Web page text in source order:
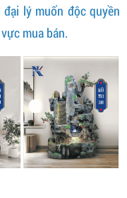
lý muốn độc quyền
mua bán.